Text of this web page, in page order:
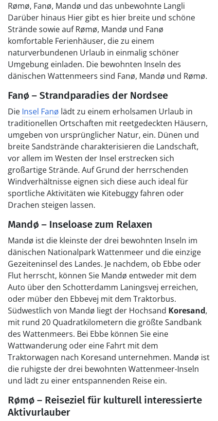
Rømø, Fanø, Mandø und das unbewohnte Langli
Darüber hinaus Hier gibt es hier breite und schöne
Strände sowie auf Rømø, Mandø und Fanø
komfortable Ferienhäuser, die zu einem
naturverbundenen Urlaub in einmalig schöner
Umgebung einladen. Die bewohnten Inseln des
dänischen Wattenmeers sind Fanø, Mandø und Rømø.
Fanø – Strandparadies der Nordsee
Die Insel Fanø lädt zu einem erholsamen Urlaub in
traditionellen Ortschaften mit reetgedeckten Häusern,
umgeben von ursprünglicher Natur, ein. Dünen und
breite Sandstrände charakterisieren die Landschaft,
vor allem im Westen der Insel erstrecken sich
großartige Strände. Auf Grund der herrschenden
Windverhältnisse eignen sich diese auch ideal für
sportliche Aktivitäten wie Kitebuggy fahren oder
Drachen steigen lassen.
Mandø – Inseloase zum Relaxen
Mandø ist die kleinste der drei bewohnten Inseln im
dänischen Nationalpark Wattenmeer und die einzige
Gezeiteninsel des Landes. Je nachdem, ob Ebbe oder
Flut herrscht, können Sie Mandø entweder mit dem
Auto über den Schotterdamm Laningsvej erreichen,
oder müber den Ebbevej mit dem Traktorbus.
Südwestlich von Mandø liegt der Hochsand Koresand,
mit rund 20 Quadratkilometern die größte Sandbank
des Wattenmeers. Bei Ebbe können Sie eine
Wattwanderung oder eine Fahrt mit dem
Traktorwagen nach Koresand unternehmen. Mandø ist
die ruhigste der drei bewohnten Wattenmeer-Inseln
und lädt zu einer entspannenden Reise ein.
Rømø – Reiseziel für kulturell interessierte
Aktivurlauber